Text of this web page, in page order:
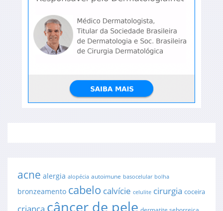
acne alergia alopécia autoimune basocelular bolha
bronzeamento cabelo calvície celulite cirurgia coceira
criança câncer de pele dermatite seborreica